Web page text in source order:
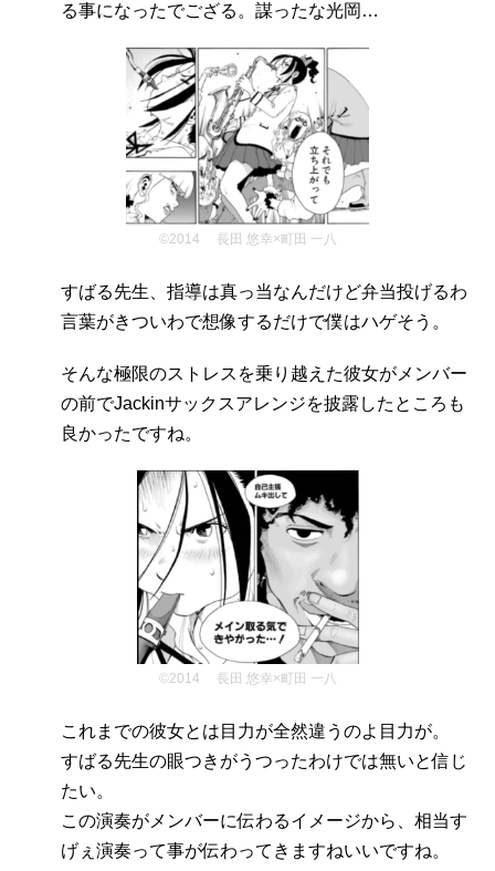
る事になったでござる。謀ったな光岡…
©2014 長田 悠幸×町田 一八
すばる先生、指導は真っ当なんだけど弁当投げるわ
言葉がきついわで想像するだけで僕はハゲそう。
そんな極限のストレスを乗り越えた彼女がメンバー
の前でJackinサックスアレンジを披露したところも
良かったですね。
©2014 長田 悠幸×町田 一八
これまでの彼女とは目力が全然違うのよ目力が。
すばる先生の眼つきがうつったわけでは無いと信じ
たい。
この演奏がメンバーに伝わるイメージから、相当す
げぇ演奏って事が伝わってきますねいいですね。